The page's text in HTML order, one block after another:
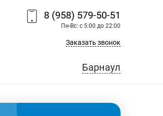
8 (958) 579-50-51
Пн-Вс: с 5:00 до 22:00
Заказать звонок
Барнаул